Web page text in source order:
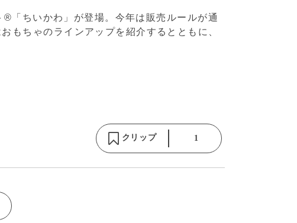
「ちいかわ」が登場。今年は販売ルールが通
もちゃのラインアップを紹介するとともに、
クリップ 1